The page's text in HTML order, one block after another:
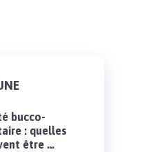
bucco-
: quelles
être …